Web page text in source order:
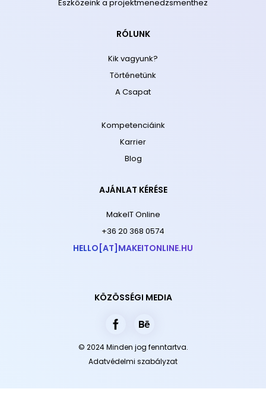
Eszközeink a projektmenedzsmenthez
RÓLUNK
Kik vagyunk?
Történetünk
A Csapat
Kompetenciáink
Karrier
Blog
AJÁNLAT KÉRÉSE
MakeIT Online
+36 20 368 0574
HELLO[AT]MAKEITONLINE.HU
KÖZÖSSÉGI MEDIA
© 2024 Minden jog fenntartva.
Adatvédelmi szabályzat